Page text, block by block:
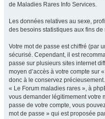
de Maladies Rares Info Services.
Les données relatives au sexe,
des besoins statistiques aux fins
Votre mot de passe est chiffré (par
sécurisé. Cependant, il est
passe sur plusieurs sites internet
moyen d’accès à votre compte sur
donc à le conservez
« Le Forum maladies rares », à
vous demander légitimement votre
passe de votre compte, vous
mot de passe » qui est proposée